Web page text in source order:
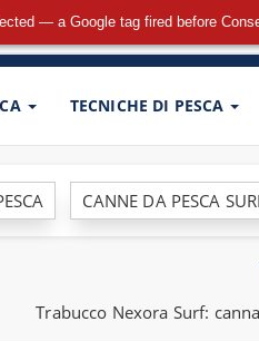
— a Google tag fired before
TECNICHE DI PESCA
CANNE DA PESCA
Trabucco Nexora Surf: